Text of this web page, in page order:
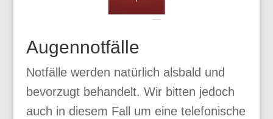
Augennotfälle
Notfälle werden natürlich alsbald und
bevorzugt behandelt. Wir bitten jedoch
auch in diesem Fall um eine telefonische